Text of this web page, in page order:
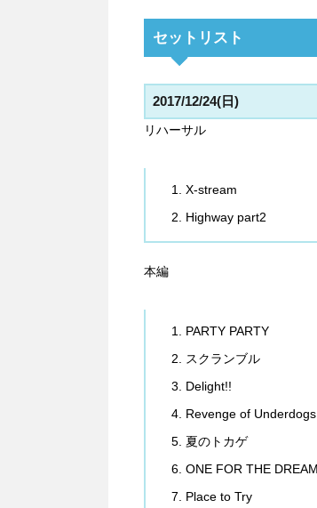
セットリスト
2017/12/24(日)
リハーサル
X-stream
Highway part2
本編
PARTY PARTY
スクランブル
Delight!!
Revenge of Underdogs
夏のトカゲ
ONE FOR THE
Place to Try